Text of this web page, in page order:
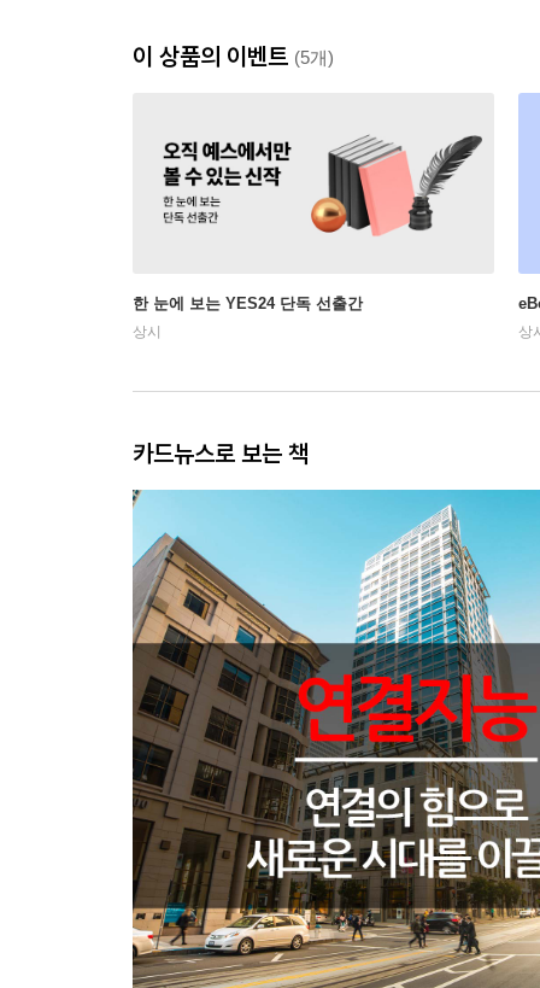
이 상품의 이벤트 (5개)
한 눈에 보는 YES24 단독 선출간
상시 상
카드뉴스로 보는 책